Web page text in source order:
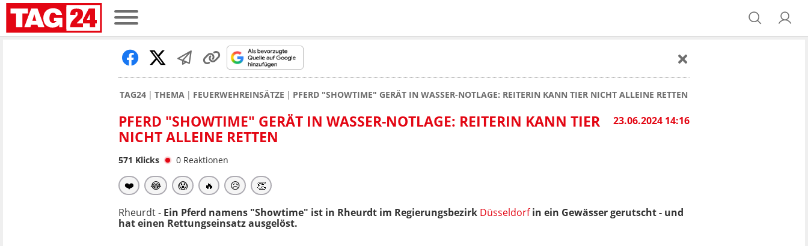
TAG24 THEMA FEUERWEHREINSÄTZE PFERD "SHOWTIME" GERÄT IN WASSER-NOTLAGE: REITERIN KANN TIER NICHT ALLEINE RETTEN
23.06.2024 14:16
PFERD "SHOWTIME" GERÄT IN WASSER-NOTLAGE: REITERIN KANN TIER
NICHT ALLEINE RETTEN
571 Klicks 0 Reaktionen
❤️ 😂 😱 🔥 😥 👏
Rheurdt - Ein Pferd namens "Showtime" ist in Rheurdt im Regierungsbezirk Düsseldorfin ein Gewässer gerutscht - und
hat einen Rettungseinsatz ausgelöst.